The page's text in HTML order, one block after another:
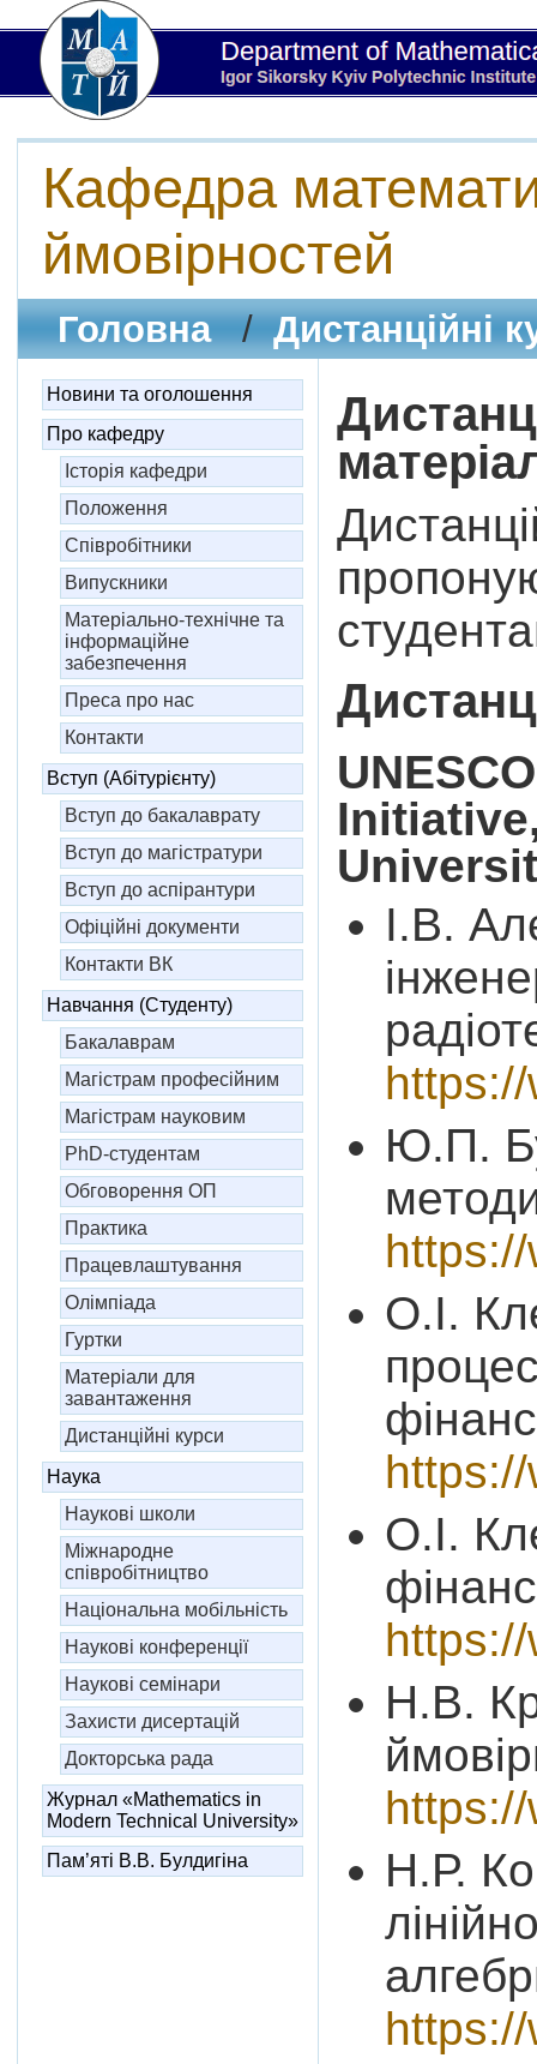
Кафедра
ймовірностей
Головна / Дистанційні
Новини та оголошення
Про кафедру
Історія кафедри
Положення
Співробітники
Випускники
Матеріально-технічне та
інформаційне
забезпечення
Преса про нас
Контакти
Вступ (Абітурієнту)
Вступ до бакалаврату
Вступ до магістратури
Вступ до аспірантури
Офіційні документи
Контакти ВК
Навчання (Студенту)
Бакалаврам
Магістрам професійним
Магістрам науковим
PhD-студентам
Обговорення ОП
Практика
Працевлаштування
Олімпіада
Гуртки
Матеріали для
завантаження
Дистанційні курси
Наука
Наукові школи
Міжнародне
співробітництво
Національна мобільність
Наукові конференції
Наукові семінари
Захисти дисертацій
Докторська рада
Журнал «Mathematics in
Modern Technical University»
Пам’яті В.В. Булдигіна
І.В.
Ю.П.
О.І.
О.І.
Н.В.
Н.Р.